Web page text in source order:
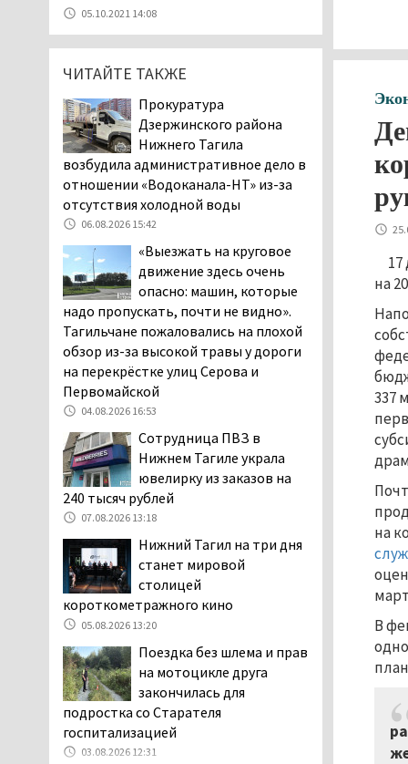
на
337
на
В
Екатеринбург подвергся
атаке БПЛА, восемь из
них были сбиты, три
центра
07.08.2026 11:28
Тагильские спасатели
помогли заблудившемуся
в лесу мужчине найти
дорогу домой
Прокуратура
Дзержинского района
Нижнего Тагила
возбудила административное дело в
отношении «Водоканала-НТ» из-за
отсутствия холодной воды
06.08.2026 15:42
Двое детей пострадали
при сходе трамвая с
рельсов в Нижнем Тагиле
06.08.2026 14:25
Правительство РФ
разрешило производство
и продажу бензина класса
«Евро-2», в котором содержание
серы в 10 раз выше, чем в топливе
«Евро-5». Это опасно для здоровья и
повышает износ автомобиля
В Детской городской
больнице № 3 Нижнего
Тагила опровергли
обвинения родителей, которые
заявили, что их дочь в палате
05.10.2021 14:08
ЧИТАЙТЕ ТАКЖЕ
Прокуратура
Дзержинского района
Нижнего Тагила
возбудила административное дело в
отношении «Водоканала-НТ» из-за
отсутствия холодной воды
06.08.2026 15:42
«Выезжать на круговое
движение здесь очень
опасно: машин, которые
надо пропускать, почти не видно».
Тагильчане пожаловались на плохой
обзор из-за высокой травы у дороги
на перекрёстке улиц Серова и
Первомайской
04.08.2026 16:53
Сотрудница ПВЗ в
Нижнем Тагиле украла
ювелирку из заказов на
240 тысяч рублей
07.08.2026 13:18
Нижний Тагил на три дня
станет мировой
столицей
короткометражного кино
05.08.2026 13:20
Поездка без шлема и прав
на мотоцикле друга
закончилась для
подростка со Старателя
госпитализацией
03.08.2026 12:31